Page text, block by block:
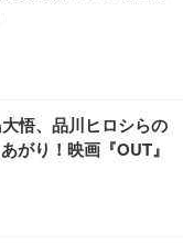
チェア 疲れない テレ
30度ロッキング機
度跳ね上げ式アーム
(ブラック)
チェア 疲れない テレ
30度ロッキング機
度跳ね上げ式アーム
ー付き 高反発クッシ
ター DualSense 充電
27インチ 液晶モニタ
光沢 HDMI/DisplayP
整 スイベル VESA対
L 中型犬用 26枚入
ック) 【Amazon.co.jp
ーヤマ ペットシーツ
(x 1) (ケース販売)
悟、品川ヒロシらの
がり！映画『OUT』